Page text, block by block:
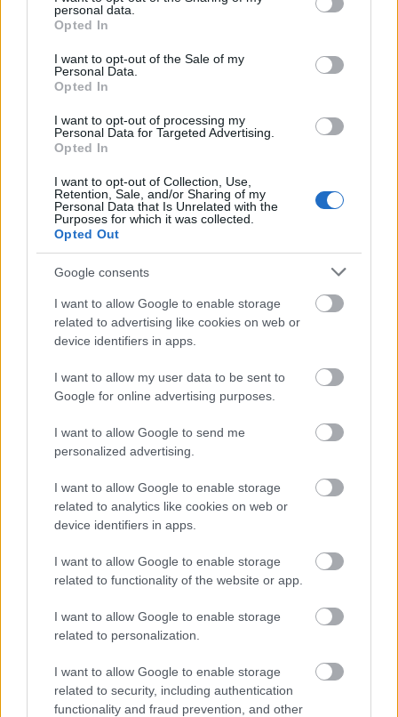
grant or deny consent to Google and its third-party tags to
use your data for below specified purposes in below Google
consent section.
personal data.
Opted In
I want to opt-out of the Sale of my
Personal Data.
Opted In
I want to opt-out of processing my
Personal Data for Targeted Advertising.
Opted In
I want to opt-out of Collection, Use,
Retention, Sale, and/or Sharing of my
Personal Data that Is Unrelated with the
Purposes for which it was collected.
Opted Out
Google consents
I want to allow Google to enable storage
related to advertising like cookies on web or
device identifiers in apps.
I want to allow my user data to be sent to
Google for online advertising purposes.
I want to allow Google to send me
personalized advertising.
I want to allow Google to enable storage
related to analytics like cookies on web or
device identifiers in apps.
I want to allow Google to enable storage
related to functionality of the website or app.
I want to allow Google to enable storage
related to personalization.
I want to allow Google to enable storage
related to security, including authentication
functionality and fraud prevention, and other